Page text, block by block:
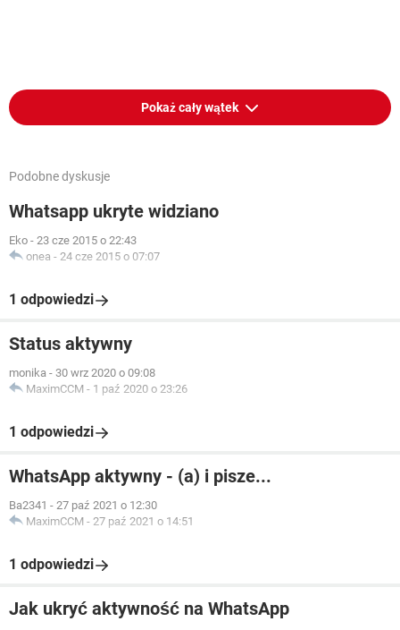
Pokaż cały wątek
Podobne dyskusje
Whatsapp ukryte widziano
Eko - 23 cze 2015 o 22:43
onea - 24 cze 2015 o 07:07
1 odpowiedzi
Status aktywny
monika - 30 wrz 2020 o 09:08
MaximCCM - 1 paź 2020 o 23:26
1 odpowiedzi
WhatsApp aktywny - (a) i pisze...
Ba2341 - 27 paź 2021 o 12:30
MaximCCM - 27 paź 2021 o 14:51
1 odpowiedzi
Jak ukryć aktywność na WhatsApp